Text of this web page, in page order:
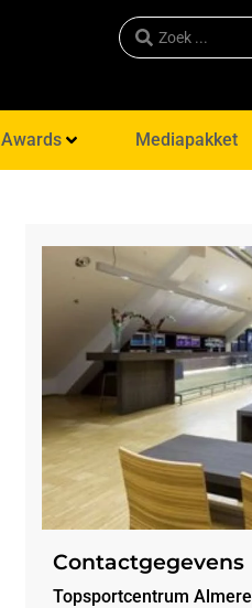
Awards Mediapakket
Contactgegevens
Topsportcentrum Almere